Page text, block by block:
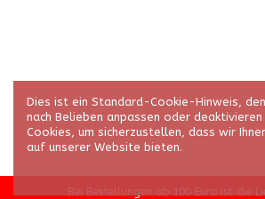
Bei Bestellungen ab 100 Euro ist die
Dies ist ein Standard-Cookie-Hinweis,
nach Belieben anpassen oder
Cookies, um sicherzustellen, dass wir
auf unserer Website bieten.